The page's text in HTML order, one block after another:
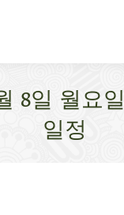
8일 월요
일정